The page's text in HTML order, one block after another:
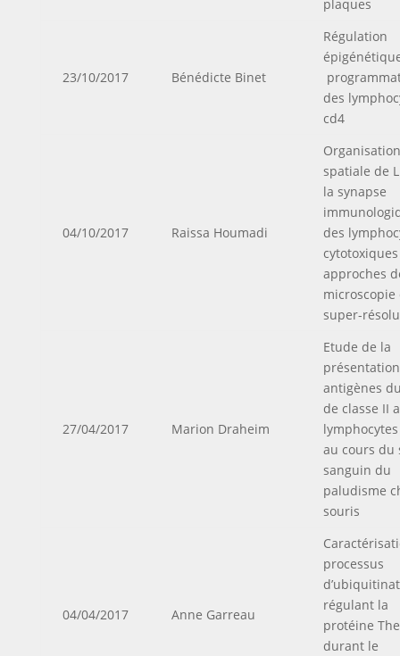
plaques
23/10/2017 Bénédicte Binet
Régulation
des
cd4
04/10/2017 Raissa Houmadi
Organisation
spatiale de
la synapse
des
approches
microscopie
super-
27/04/2017 Marion Draheim
Etude de la
antigènes
de classe II
lymphocytes
au cours du
sanguin du
paludisme
souris
04/04/2017 Anne Garreau
processus
régulant la
protéine
durant le